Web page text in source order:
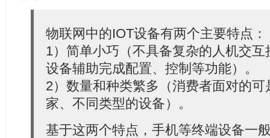
物联网中的IOT设备有两个主要特点：
1）简单小巧（不具备复杂的人机交
设备辅助完成配置、控制等功能）。
2）数量和种类繁多（消费者面对的
家、不同类型的设备）。
基于这两个特点，手机等终端设备一